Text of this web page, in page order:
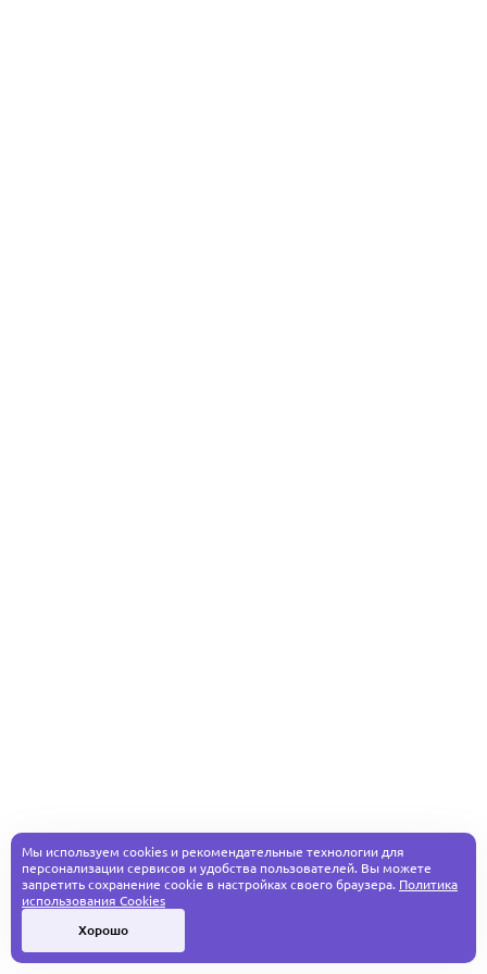
Мы используем cookies и рекомендательные технологии для
персонализации сервисов и удобства пользователей. Вы можете
запретить сохранение cookie в настройках своего браузера. Политика
использования Cookies
Хорошо